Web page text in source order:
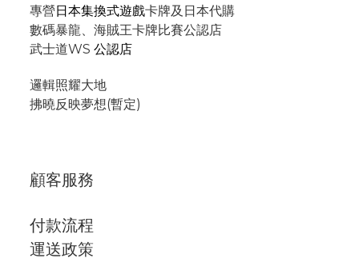
專營日本集換式遊戲卡牌及日本代購
數碼暴龍、海賊王卡牌比賽公認店
武士道WS 公認店
邏輯照耀大地
拂曉反映夢想(暫定)
顧客服務
付款流程
運送政策